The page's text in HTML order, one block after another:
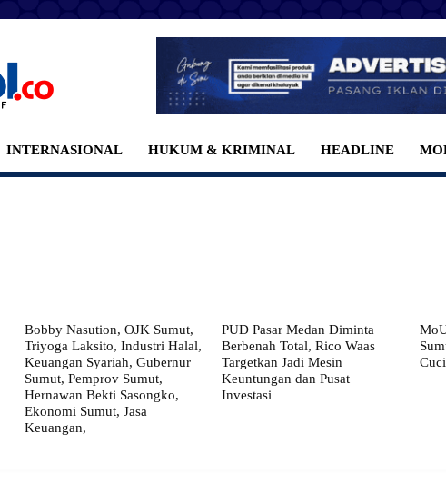
INTERNASIONAL HUKUM & KRIMINAL HEADLINE
Bobby Nasution, OJK Sumut,
Triyoga Laksito, Industri Halal,
Keuangan Syariah, Gubernur
Sumut, Pemprov Sumut,
Hernawan Bekti Sasongko,
Ekonomi Sumut, Jasa
Keuangan,
PUD Pasar Medan Diminta
Berbenah Total, Rico Waas
Targetkan Jadi Mesin
Keuntungan dan Pusat
Investasi